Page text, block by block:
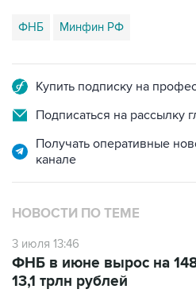
ФНБ Минфин РФ
Купить подписку на
Подписаться на рассылку
Получать оперативные
канале
НОВОСТИ ПО ТЕМЕ
3 июля 13:46
ФНБ в июне вырос на
13,1 трлн рублей